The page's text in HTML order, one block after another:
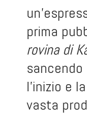
prima
rovina di
l'inizio e
vasta